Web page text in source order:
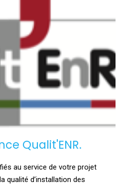
Qualit'ENR.
au service de votre projet
qualité d’installation des